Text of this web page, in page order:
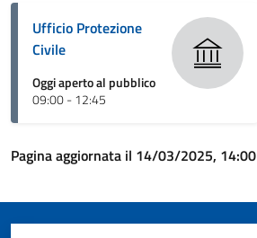
Ufficio Protezione
Civile
Oggi aperto al pubblico
09:00 - 12:45
Pagina aggiornata il 14/03/2025, 14:00